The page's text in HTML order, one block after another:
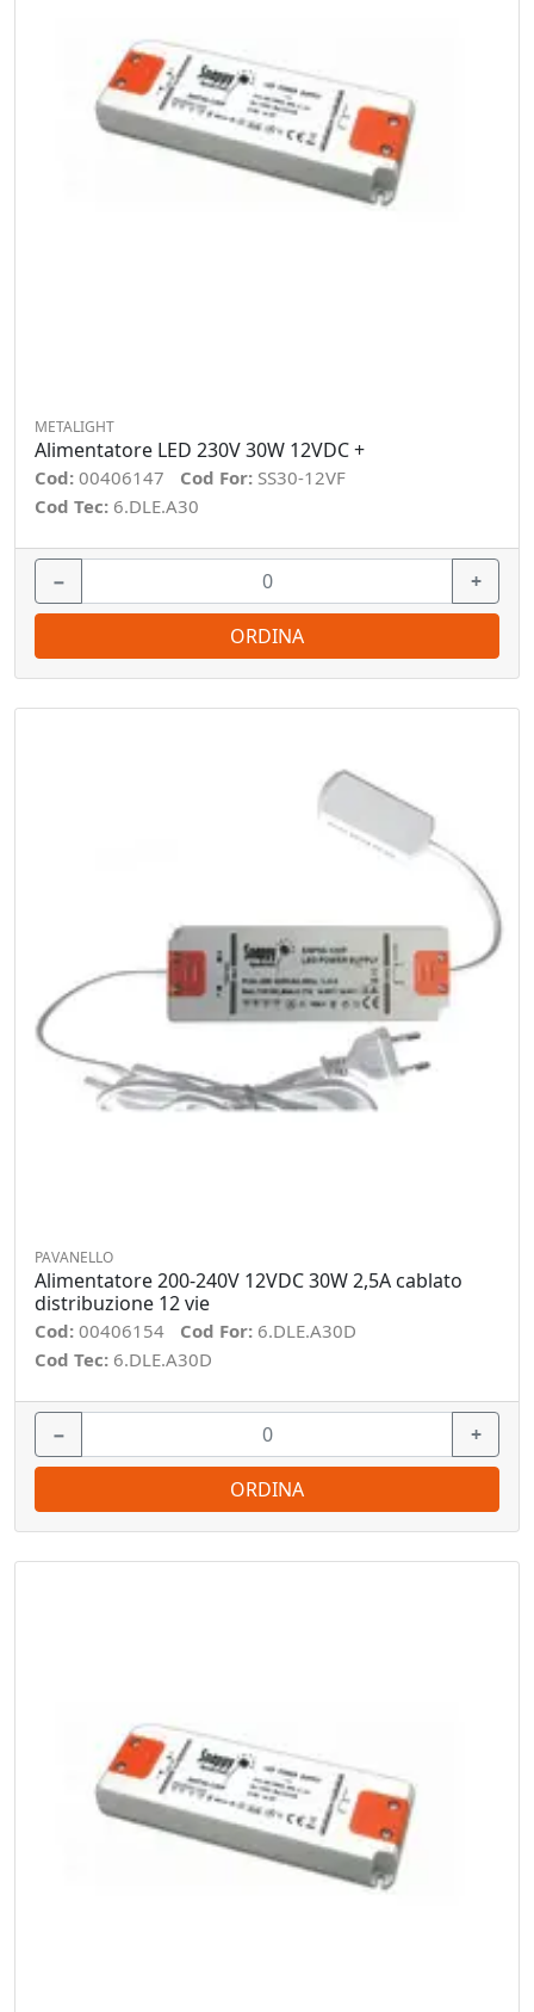
METALIGHT
Alimentatore LED 230V 30W 12VDC +
Cod: 00406147 Cod For: SS30-12VF
Cod Tec: 6.DLE.A30
− +
ORDINA
PAVANELLO
Alimentatore 200-240V 12VDC 30W 2,5A cablato
distribuzione 12 vie
Cod: 00406154 Cod For: 6.DLE.A30D
Cod Tec: 6.DLE.A30D
− +
ORDINA